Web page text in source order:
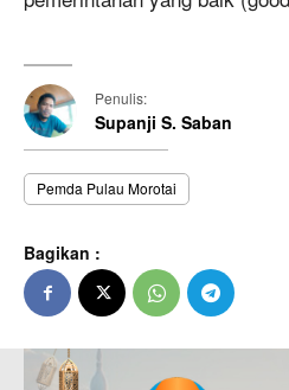
Penulis:
Supanji S. Saban
Pemda Pulau Morotai
Bagikan :